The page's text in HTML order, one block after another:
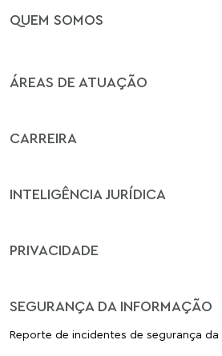
QUEM SOMOS
ÁREAS DE ATUAÇÃO
CARREIRA
INTELIGÊNCIA JURÍDICA
PRIVACIDADE
SEGURANÇA DA INFORMAÇÃO
Reporte de incidentes de segurança da